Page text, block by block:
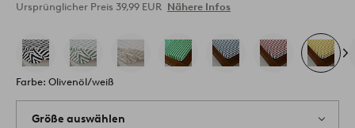
Ursprünglicher Preis 39,99 EUR Nähere Infos
Farbe: Olivenöl/weiß
Größe auswählen